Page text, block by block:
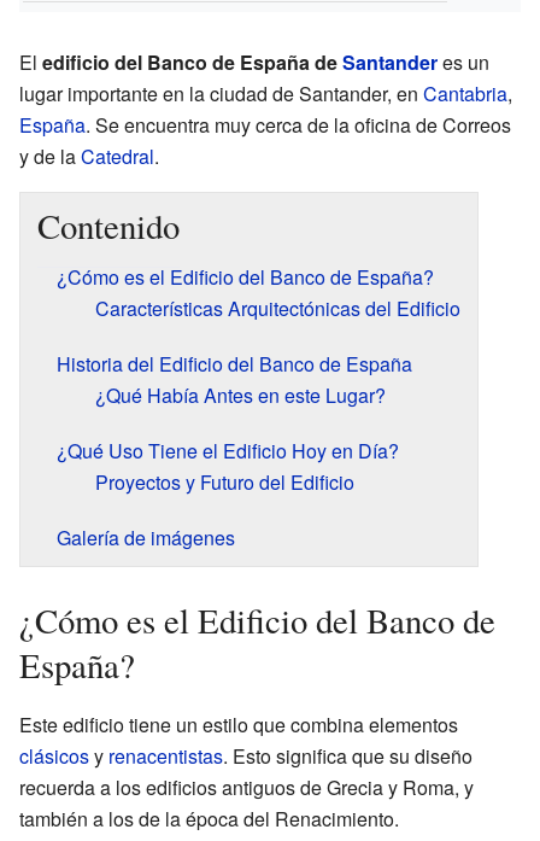
El edificio del Banco de España deSantanderes un
lugar importante en la ciudad de Santander, en Cantabria,
España. Se encuentra muy cerca de la oficina de Correos
y de laCatedral.
Contenido
¿Cómo es el Edificio del Banco de España?
Características Arquitectónicas del Edificio
Historia del Edificio del Banco de España
¿Qué Había Antes en este Lugar?
¿Qué Uso Tiene el Edificio Hoy en Día?
Proyectos y Futuro del Edificio
Galería de imágenes
¿Cómo es el Edificio del Banco de
España?
Este edificio tiene un estilo que combina elementos
clásicosy renacentistas. Esto significa que su diseño
recuerda a los edificios antiguos de Grecia y Roma, y
también a los de la época del Renacimiento.